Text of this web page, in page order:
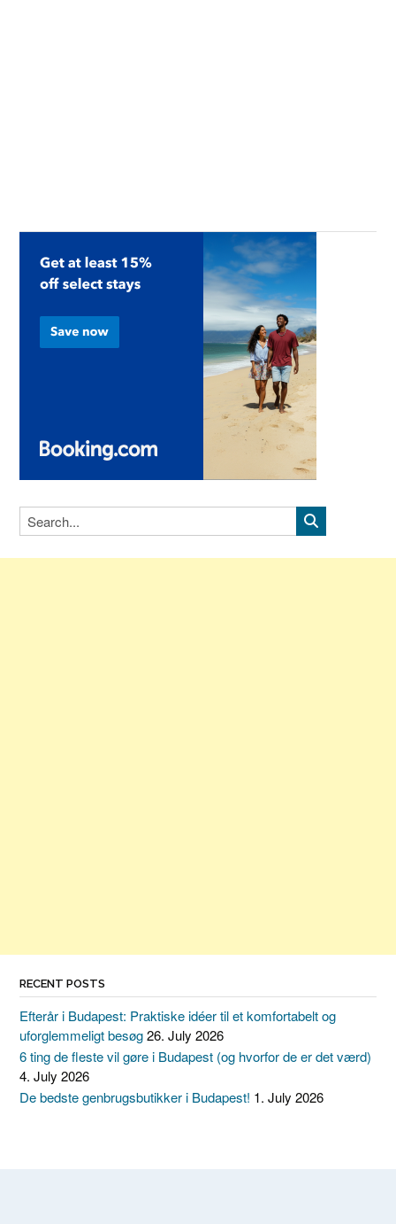
RECENT POSTS
Efterår i Budapest: Praktiske idéer til et komfortabelt og
uforglemmeligt besøg26. July 2026
6 ting de fleste vil gøre i Budapest (og hvorfor de er det værd)
4. July 2026
De bedste genbrugsbutikker i Budapest! 1. July 2026